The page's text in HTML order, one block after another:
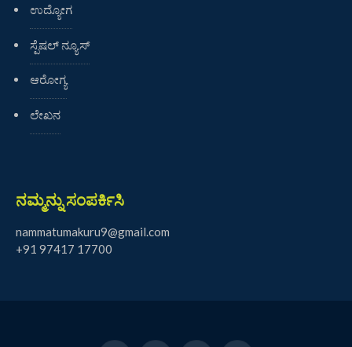
ಉದ್ಯೋಗ
ಸ್ಪೆಷಲ್ ನ್ಯೂಸ್
ಆರೋಗ್ಯ
ಲೇಖನ
ನಮ್ಮನ್ನು ಸಂಪರ್ಕಿಸಿ
nammatumakuru9@gmail.com
+91 97417 17700